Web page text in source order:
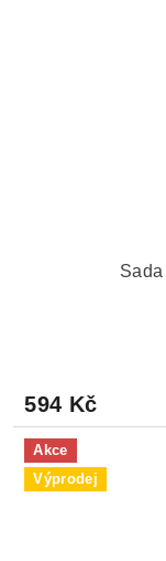
594 Kč
Akce
Výprodej